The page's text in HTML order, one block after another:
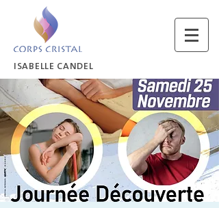
ISABELLE CANDEL